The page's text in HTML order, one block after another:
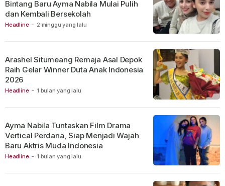
Headline - 2 minggu yang lalu
Bintang Baru Ayma Nabila Mulai Pulih
dan Kembali Bersekolah
Headline - 1 bulan yang lalu
Arashel Situmeang Remaja Asal Depok
Raih Gelar Winner Duta Anak Indonesia
2026
Headline - 1 bulan yang lalu
Ayma Nabila Tuntaskan Film Drama
Vertical Perdana, Siap Menjadi Wajah
Baru Aktris Muda Indonesia